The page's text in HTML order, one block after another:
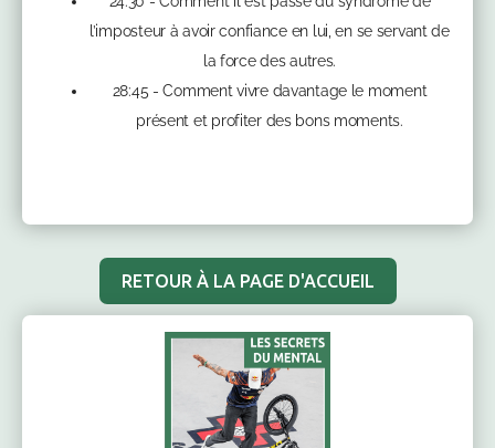
l’imposteur à avoir confiance en lui, en se servant de
la force des autres.
28:45 - Comment vivre davantage le moment
présent et profiter des bons moments.
RETOUR À LA PAGE D'ACCUEIL